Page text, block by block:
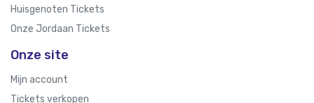
Huisgenoten Tickets
Onze Jordaan Tickets
Onze site
Mijn account
Tickets verkopen